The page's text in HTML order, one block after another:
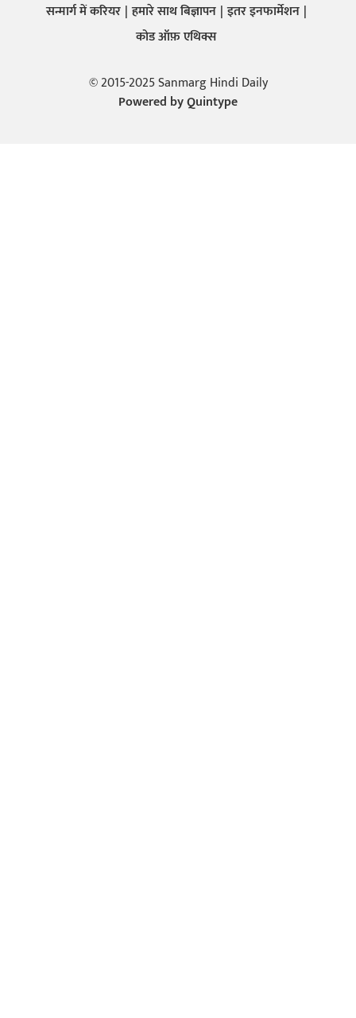
सन्मार्ग में करियर हमारे साथ बिज्ञापन इतर इनफार्मेशन
कोड ऑफ़ एथिक्स
© 2015-2025 Sanmarg Hindi Daily
Powered byQuintype